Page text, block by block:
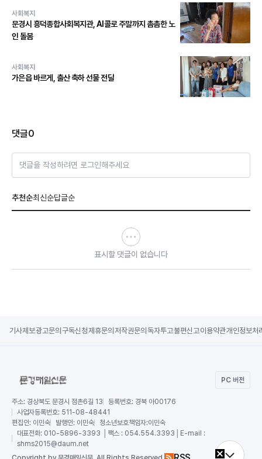
사회복지
문경시 흥덕종합사회복지관, AI콜로 주말까지 촘촘한 노
인 돌봄
사회복지
가은읍 바르게, 출산 축하 선물 전달
댓글0
댓글을 작성하려면 로그인해주세요
추천순최신순답글순
표시할 댓글이 없습니다
기사제보광고문의 구독신청제휴문의 저작권문의 독자투고불편신고이용약관개인정보처
PC 버전
주소: 경상북도 문경시 점촌6길 13 등록번호: 경북 아00176
사업자등록번호: 511-08-48441
편집인: 이민숙 발행인: 이민숙 청소년보호책임자:이민숙
대표전화: 010-5896-3393 │팩스 : 054.554.3393│E-mail :
shms2015@daum.net